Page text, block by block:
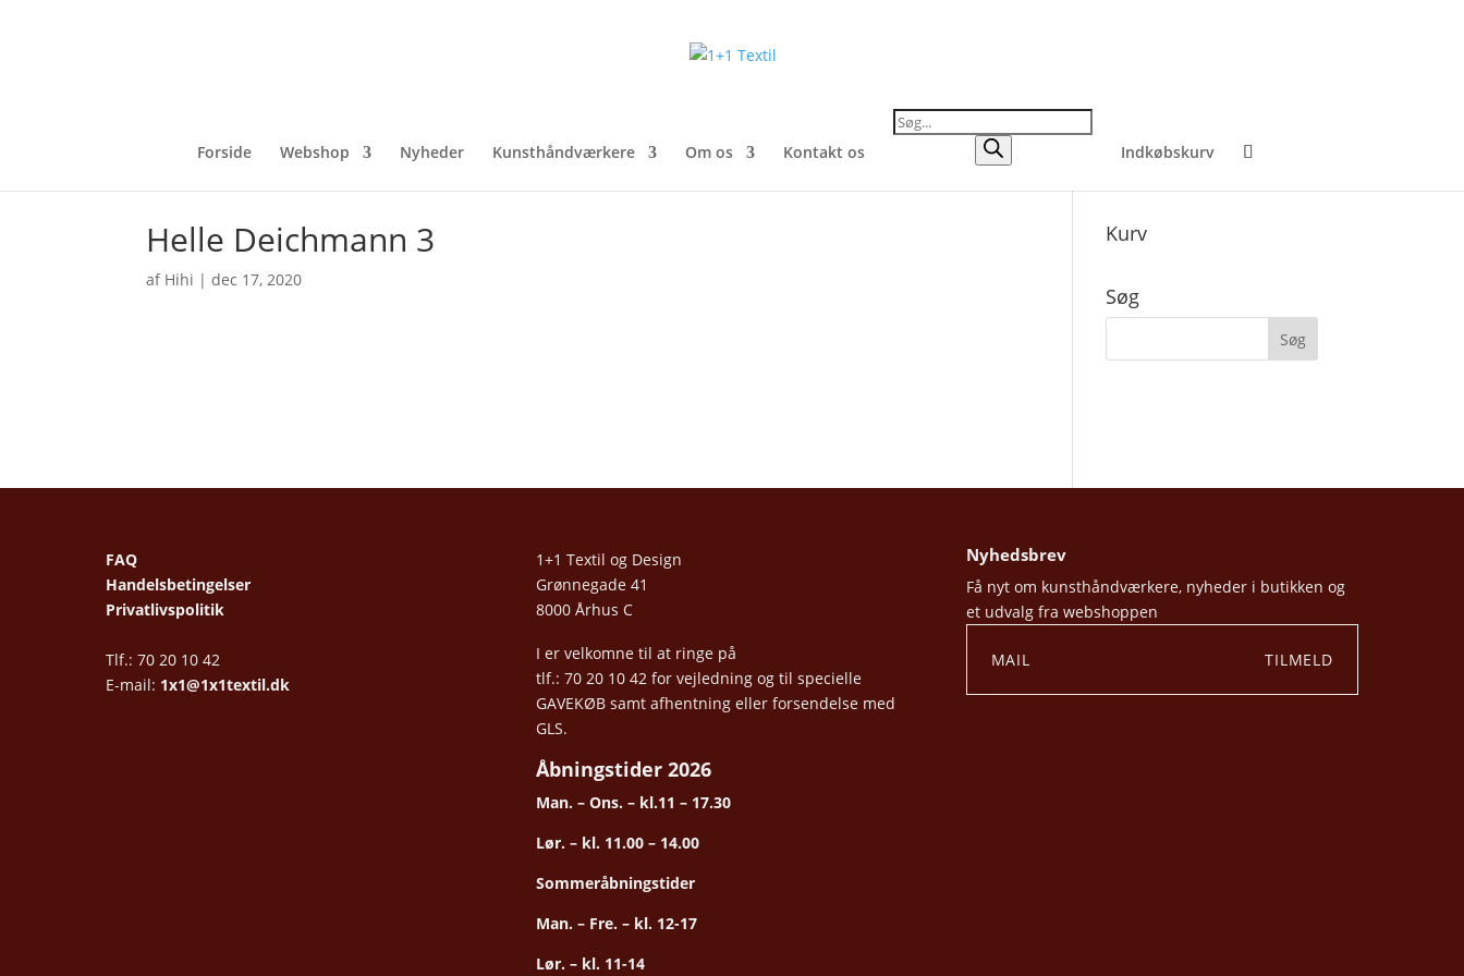
Forside Webshop Nyheder Kunsthåndværkere Om os Kontakt os
Products
search
Indkøbskurv
Helle Deichmann 3
af Hihi |dec 17, 2020
Kurv
Søg
FAQ
Handelsbetingelser
Privatlivspolitik
Tlf.: 70 20 10 42
E-mail: 1x1@1x1textil.dk
1+1 Textil og Design
Grønnegade 41
8000 Århus C
I er velkomne til at ringe på
tlf.: 70 20 10 42 for vejledning og til specielle
GAVEKØB samt afhentning eller forsendelse med
GLS.
Åbningstider 2026
Man. – Ons. – kl.11 – 17.30
Lør. – kl. 11.00 – 14.00
Sommeråbningstider
Man. – Fre. – kl. 12-17
Lør. – kl. 11-14
Nyhedsbrev
Få nyt om kunsthåndværkere, nyheder i butikken og
et udvalg fra webshoppen
TILMELD